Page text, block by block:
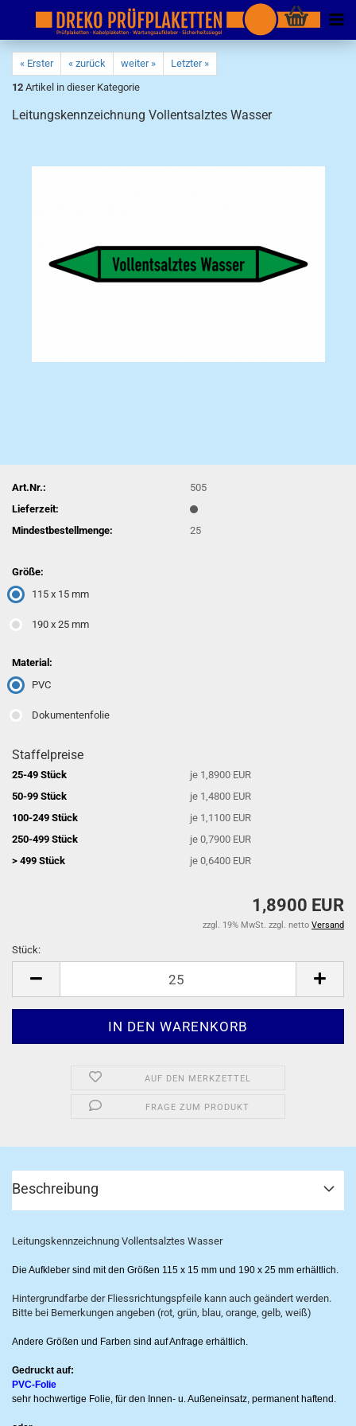
« Erster « zurück weiter »
Letzter »
12 Artikel in dieser Kategorie
Leitungskennzeichnung Vollentsalztes Wasser
Art.Nr.:
505
Lieferzeit:
Mindestbestellmenge:
25
Größe:
115 x 15 mm
190 x 25 mm
Material:
PVC
Dokumentenfolie
Staffelpreise
25-49 Stück
je 1,8900 EUR
50-99 Stück
je 1,4800 EUR
100-249 Stück
je 1,1100 EUR
250-499 Stück
je 0,7900 EUR
> 499 Stück
je 0,6400 EUR
1,8900 EUR
zzgl. 19% MwSt. zzgl. netto Versand
Stück:
AUF DEN MERKZETTEL
FRAGE ZUM PRODUKT
Beschreibung
Leitungskennzeichnung Vollentsalztes Wasser
Die Aufkleber sind mit den Größen 115 x 15 mm und 190 x 25 mm erhältlich.
Hintergrundfarbe der Fliessrichtungspfeile kann auch geändert werden.
Bitte bei Bemerkungen angeben (rot, grün, blau, orange, gelb, weiß)
Andere Größen und Farben sind auf Anfrage erhältlich.
Gedruckt auf:
PVC-Folie
sehr hochwertige Folie, für den Innen- u. Außeneinsatz, permanent haftend.